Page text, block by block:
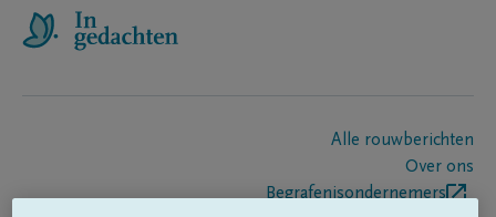
Alle rouwberichten
Over ons
Begrafenisondernemers